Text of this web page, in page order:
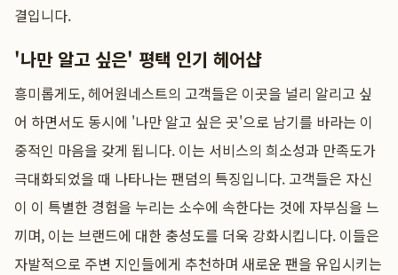
결입니다.
'나만 알고 싶은' 평택 인기 헤어샵
흥미롭게도, 헤어원네스트의 고객들은 이곳을 널리 알리고 싶
어 하면서도 동시에 '나만 알고 싶은 곳'으로 남기를 바라는 이
중적인 마음을 갖게 됩니다. 이는 서비스의 희소성과 만족도가
극대화되었을 때 나타나는 팬덤의 특징입니다. 고객들은 자신
이 이 특별한 경험을 누리는 소수에 속한다는 것에 자부심을 느
끼며, 이는 브랜드에 대한 충성도를 더욱 강화시킵니다. 이들은
자발적으로 주변 지인들에게 추천하며 새로운 팬을 유입시키는